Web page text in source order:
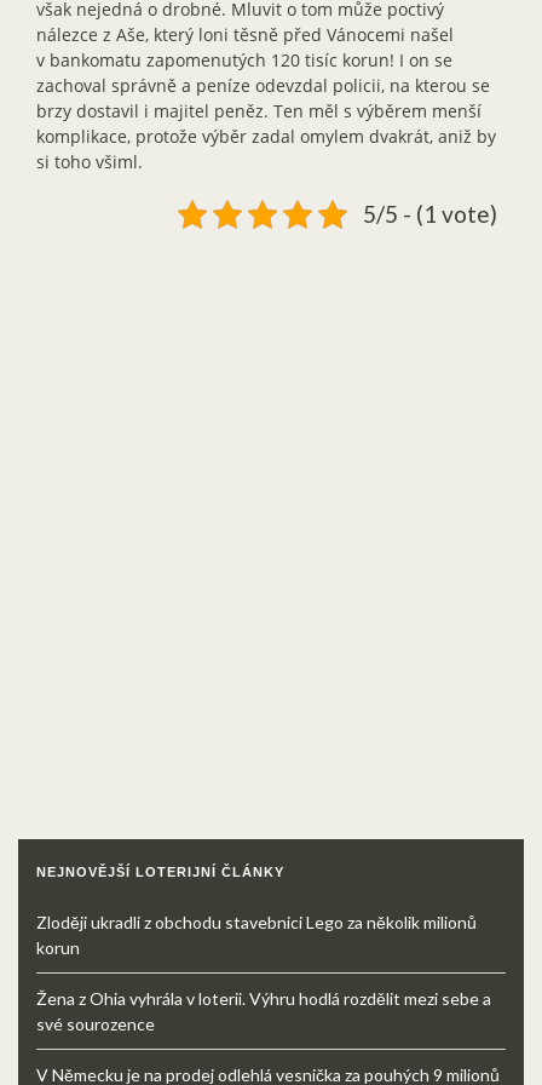
však nejedná o drobné. Mluvit o tom může poctivý
nálezce z Aše, který loni těsně před Vánocemi našel
v bankomatu zapomenutých 120 tisíc korun! I on se
zachoval správně a peníze odevzdal policii, na kterou se
brzy dostavil i majitel peněz. Ten měl s výběrem menší
komplikace, protože výběr zadal omylem dvakrát, aniž by
si toho všiml.
5/5 - (1 vote)
NEJNOVĚJŠÍ LOTERIJNÍ ČLÁNKY
Zloději ukradli z obchodu stavebnici Lego za několik milionů
korun
Žena z Ohia vyhrála v loterii. Výhru hodlá rozdělit mezi sebe a
své sourozence
V Německu je na prodej odlehlá vesnička za pouhých 9 milionů